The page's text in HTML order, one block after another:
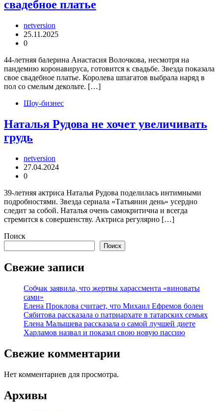
свадебное платье
netversion
25.11.2025
0
44-летняя балерина Анастасия Волочкова, несмотря на
пандемию коронавируса, готовится к свадьбе. Звезда показала
свое свадебное платье. Королева шпагатов выбрала наряд в
пол со смелым декольте. […]
Шоу-бизнес
Наталья Рудова не хочет увеличивать
грудь
netversion
27.04.2024
0
39-летняя актриса Наталья Рудова поделилась интимными
подробностями. Звезда сериала «Татьянин день» усердно
следит за собой. Наталья очень самокритична и всегда
стремится к совершенству. Актриса регулярно […]
Поиск
Поиск
Свежие записи
Собчак заявила, что жертвы харассмента «виноваты
сами»
Елена Проклова считает, что Михаил Ефремов болен
Сябитова рассказала о патриархате в татарских семьях
Елена Малышева рассказала о самой лучшей диете
Харламов назвал и показал свою новую пассию
Свежие комментарии
Нет комментариев для просмотра.
Архивы